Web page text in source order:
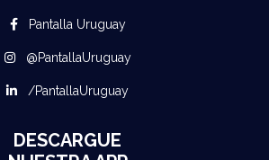
Pantalla Uruguay
@PantallaUruguay
/PantallaUruguay
DESCARGUE